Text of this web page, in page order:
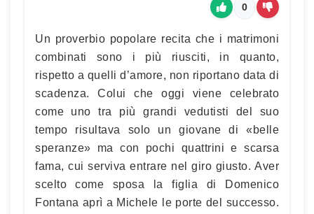
0
Un proverbio popolare recita che i matrimoni
combinati sono i più riusciti, in quanto,
rispetto a quelli d’amore, non riportano data di
scadenza. Colui che oggi viene celebrato
come uno tra più grandi vedutisti del suo
tempo risultava solo un giovane di «belle
speranze» ma con pochi quattrini e scarsa
fama, cui serviva entrare nel giro giusto. Aver
scelto come sposa la figlia di Domenico
Fontana aprì a Michele le porte del successo.